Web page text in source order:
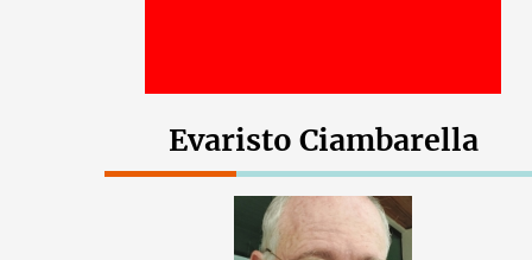
Evaristo Ciambarella